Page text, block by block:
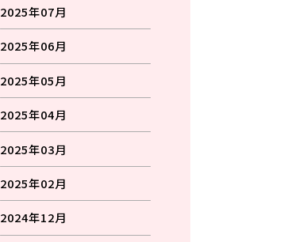
2025年07月
2025年06月
2025年05月
2025年04月
2025年03月
2025年02月
2024年12月